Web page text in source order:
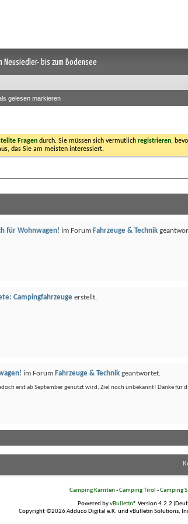
Neusiedler- bis zum Bodensee
gelesen markieren
Fragen durch. Sie müssen sich vermutlich registrieren,
das Sie am meisten interessiert.
für Wohnwagen! im Forum Fahrzeuge & Technik
Campingfahrzeuge erstellt.
im Forum Fahrzeuge & Technik geantwortet.
erst ab September genutzt wird, Ziel noch unbekannt! Danke für
Camping Kärnten-Camping Tirol -Camping
Powered byvBulletin® Version 4.2.2
Copyright ©2026 Adduco Digital e.K. und vBulletin Solutions,